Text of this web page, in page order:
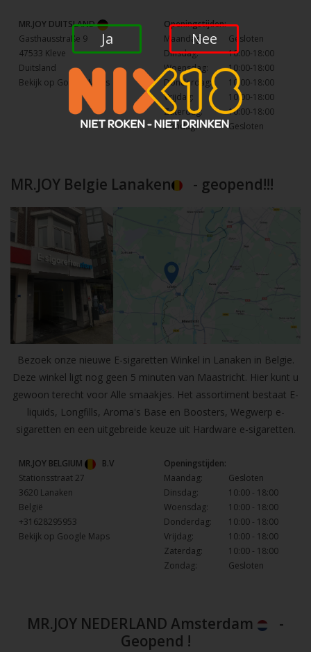
MR.JOY DUITSLAND
Gasthausstraße 9
47533 Kleve
Duitsland
Bekijk op Google Maps
Openingstijden:
Maandag:
Gesloten
Dinsdag:
10:00-18:00
Woensdag:
10:00-18:00
Donderdag:
10:00-18:00
Vrijdag:
10:00-18:00
Zaterdag:
10:00-18:00
Zondag:
Gesloten
MR.JOY Belgie Lanaken - geopend!!!
Bezoek onze nieuwe E-sigaretten Winkel in Lanaken in Belgie.
Deze winkel ligt nog geen 5 minuten van Maastricht. Hier kunt u
gewoon terecht voor Alle smaakjes. Het assortiment bestaat E-
liquids, Longfills, Aroma's Base en Boosters, Wegwerp e-
sigaretten en een uitgebreide keuze uit Hardware e-sigaretten.
MR.JOY BELGIUM
B.V
Stationsstraat 27
3620 Lanaken
België
+31628295953
Bekijk op Google Maps
Openingstijden:
Maandag:
Gesloten
Dinsdag:
10:00 - 18:00
Woensdag:
10:00 - 18:00
Donderdag:
10:00 - 18:00
Vrijdag:
10:00 - 18:00
Zaterdag:
10:00 - 18:00
Zondag:
Gesloten
MR.JOY NEDERLAND Amsterdam
-
Geopend !
Ja Nee